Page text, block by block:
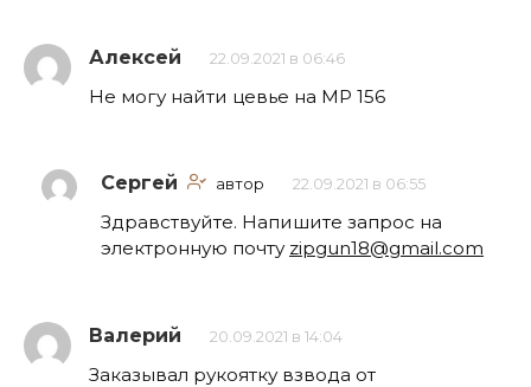
Алексей 22.09.2021 в 06:46
Не могу найти цевье на МР 156
Сергей автор 22.09.2021 в 06:55
Здравствуйте. Напишите запрос на
электронную почту zipgun18@gmail.com
Валерий 20.09.2021 в 14:04
Заказывал рукоятку взвода от